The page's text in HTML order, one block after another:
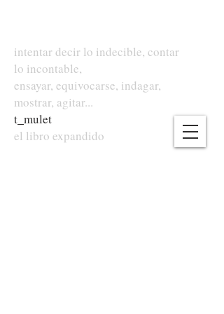
intentar decir lo indecible, contar
lo incontable,
ensayar, equivocarse, indagar,
mostrar, agitar...
t mulet
el libro expandido